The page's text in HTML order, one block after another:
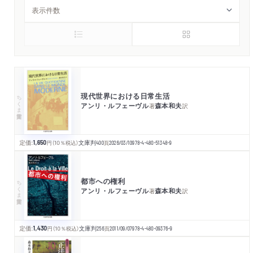
ちくま学芸文庫 現代世界における日常生活
アンリ・ルフェーヴル著森本和夫訳
定価:1,650円 （10％税込）文庫判400頁2026/03/10978-4-480-51348-9
ちくま学芸文庫 都市への権利
アンリ・ルフェーヴル著森本和夫訳
定価:1,430円 （10％税込）文庫判256頁2011/09/07978-4-480-09376-9